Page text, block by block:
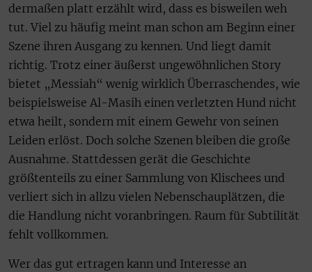
dermaßen platt erzählt wird, dass es bisweilen weh
tut. Viel zu häufig meint man schon am Beginn einer
Szene ihren Ausgang zu kennen. Und liegt damit
richtig. Trotz einer äußerst ungewöhnlichen Story
bietet „Messiah“ wenig wirklich Überraschendes, wie
beispielsweise Al-Masih einen verletzten Hund nicht
etwa heilt, sondern mit einem Gewehr von seinen
Leiden erlöst. Doch solche Szenen bleiben die große
Ausnahme. Stattdessen gerät die Geschichte
größtenteils zu einer Sammlung von Klischees und
verliert sich in allzu vielen Nebenschauplätzen, die
die Handlung nicht voranbringen. Raum für Subtilität
fehlt vollkommen.
Wer das gut ertragen kann und Interesse an